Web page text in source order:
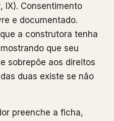
IX). Consentimento
e documentado.
a construtora tenha
que seu
sobrepõe aos direitos
duas existe se não
preenche a ficha,